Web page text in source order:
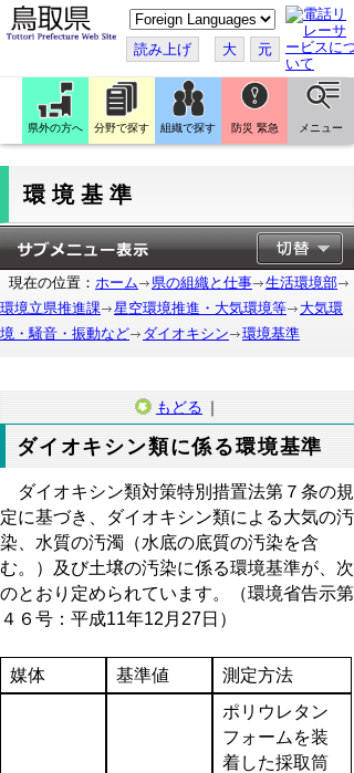
こ
の
ペ
ー
ジ
翻
訳
す
読み上げ 大 元
県外の方へ 分野で探す 組織で探す 防災 緊急 メニュー
環境基準
現在の位置： ホーム 県の組織と仕事
生活環境部
環境立県推進課
星空環境推進・大気環境等
大気環
境・騒音・振動など
ダイオキシン 環境基準
もどる ｜
ダイオキシン類に係る環境基準
ダイオキシン類対策特別措置法第７条の規
定に基づき、ダイオキシン類による大気の汚
染、水質の汚濁（水底の底質の汚染を含
む。）及び土壌の汚染に係る環境基準が、次
のとおり定められています。（環境省告示第
４６号：平成11年12月27日）
媒体 基準値 測定方法
ポリウレタン
フォームを装
着した採取筒